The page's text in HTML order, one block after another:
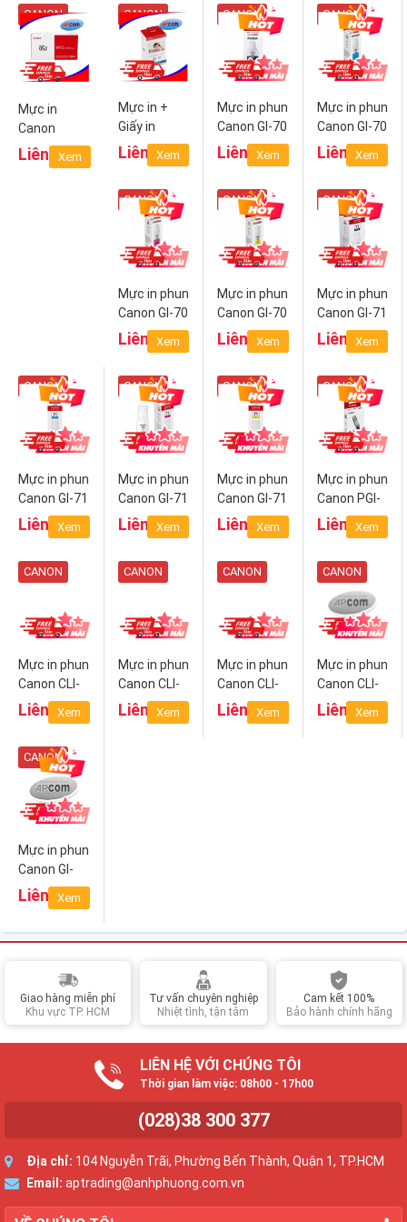
CANON
Mực in
Canon
Cartridge
Liên hệXem
CANON
Mực in +
Giấy in
KP108 IN
Liên hệ
Xem
CANON
Mực in phun
Canon GI-70
PGBK
(Black)
Liên hệ
Xem
CANON
Mực in phun
Canon GI-70
C (Cyan)
Liên hệ
Xem
CANON
Mực in phun
Canon GI-70
M
(Magenta)
Liên hệ
Xem
CANON
Mực in phun
Canon GI-70
Y (Yellow)
Liên hệ
Xem
CANON
Mực in phun
Canon GI-71
PGBK
(Pigment
Liên hệ
Xem
CANON
Mực in phun
Canon GI-71
C (Cyan)
Liên hệ
Xem
CANON
Mực in phun
Canon GI-71
M
(Magenta)
Liên hệ
Xem
CANON
Mực in phun
Canon GI-71
Y (Yellow)
Liên hệ
Xem
CANON
Mực in phun
Canon PGI-
780 BK
(Pigment
Liên hệ
Xem
CANON
Mực in phun
Canon CLI-
781 BK
(Black)
Liên hệ
Xem
CANON
Mực in phun
Canon CLI-
781 C
(Cyan)
Liên hệ
Xem
CANON
Mực in phun
Canon CLI-
781 M
(Magenta)
Liên hệ
Xem
CANON
Mực in phun
Canon CLI-
781 Y
(Yellow)
Liên hệ
Xem
CANON
Mực in phun
Canon GI-
790 BK
(Black)
Liên hệ
Xem
Giao hàng miễn phí
Khu vực TP. HCM
Tư vấn chuyên nghiệp
Nhiệt tình, tận tâm
Cam kết 100%
Bảo hành chính hãng
LIÊN HỆ VỚI CHÚNG TÔI
Thời gian làm việc: 08h00 - 17h00
(028)38 300 377
Địa chỉ: 104 Nguyễn Trãi, Phường Bến Thành, Quận 1, TP.HCM
Email: aptrading@anhphuong.com.vn